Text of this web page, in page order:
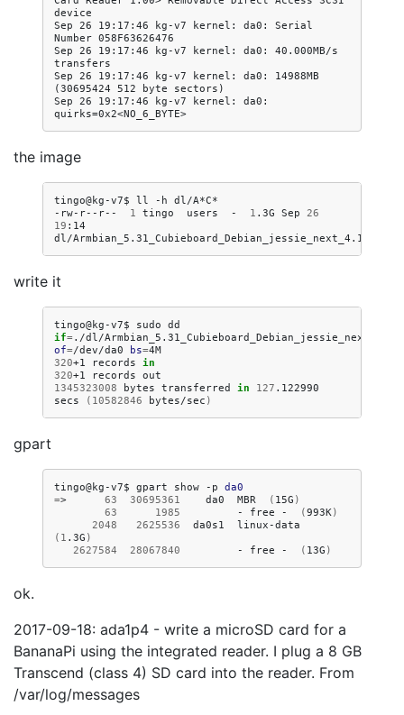
device
Sep 26 19:17:46 kg-v7 kernel: da0: Serial
Number 058F63626476
Sep 26 19:17:46 kg-v7 kernel: da0: 40.000MB/s
transfers
Sep 26 19:17:46 kg-v7 kernel: da0: 14988MB
(30695424 512 byte sectors)
Sep 26 19:17:46 kg-v7 kernel: da0:
the image
tingo@kg-v7$ ll -h dl/A*C*
-rw-r--r--
1 tingo users - 1 .3G Sep 26
19 :14
write it
tingo@kg-v7$ sudo dd
if= ./dl/
of=/dev/da0 bs=
320+1 records in
320+1 records
1345323008
bytes transferred in 127 .122990
secs
( 10582846 bytes/sec )
gpart
tingo@kg-v7$ gpart show -p da0
=> 63 30695361 da0 MBR ( 15G )
63
1985 - free - (993K)
2048
2625536 da0s1
linux-data
( 1 .3G )
2627584
28067840 - free - ( 13G )
ok.
2017-09-18: ada1p4 - write a microSD card for a
BananaPi using the integrated reader. I plug a 8 GB
Transcend (class 4) SD card into the reader. From
/var/log/messages